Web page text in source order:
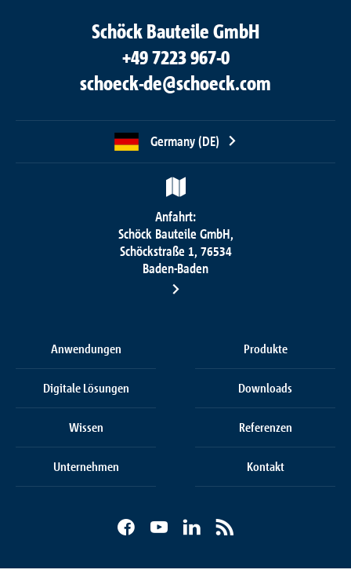
Schöck Bauteile GmbH
+49 7223 967-0
schoeck-de@schoeck.com
Germany (DE)
Anfahrt:
Schöck Bauteile GmbH,
Schöckstraße 1, 76534
Baden-Baden
Anwendungen Produkte
Digitale Lösungen Downloads
Wissen Referenzen
Unternehmen Kontakt